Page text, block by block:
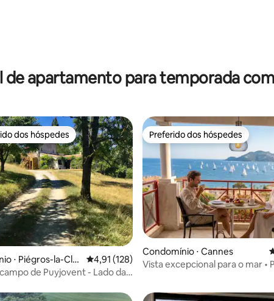
de apartamento para temporada
de 5, 180 avaliações
preferidos dos hóspedes
dos hóspedes
⋅ Piégros-la-Clas
4,91 de uma avaliação média de 5, 128
4,91 (128)
de Puyjovent - Lado da
Preferido dos hóspedes
Preferido dos hóspedes
Condomínio ⋅ Cannes
Vista excepcional para o mar •